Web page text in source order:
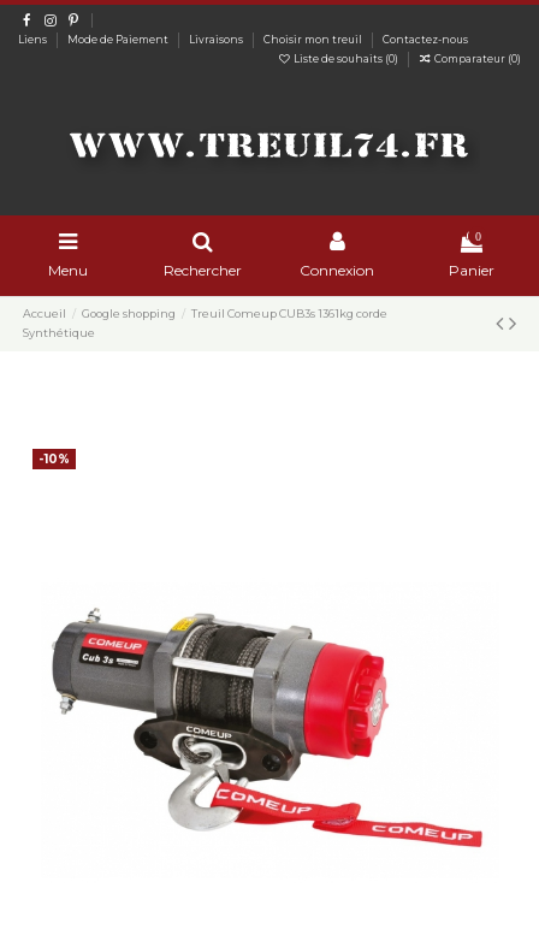
Liens Mode de Paiement Livraisons Choisir mon treuil
Contactez-nous
Liste de souhaits (0) Comparateur (0)
Menu Rechercher Connexion
0
Panier
Accueil Google shopping
Treuil Comeup CUB3s 1361kg corde
Synthétique
-10%